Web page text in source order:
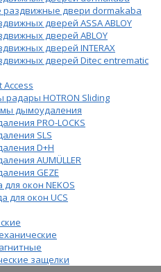
раздвижные двери dormakaba
дверей ASSA ABLOY
дверей ABLOY
дверей INTERAX
дверей Ditec entrematic
Access
радары HOTRON Sliding
дымоудаления
PRO-LOCKS
SLS
D+H
AUMÜLLER
GEZE
окон NEKOS
для окон UСS
защелки